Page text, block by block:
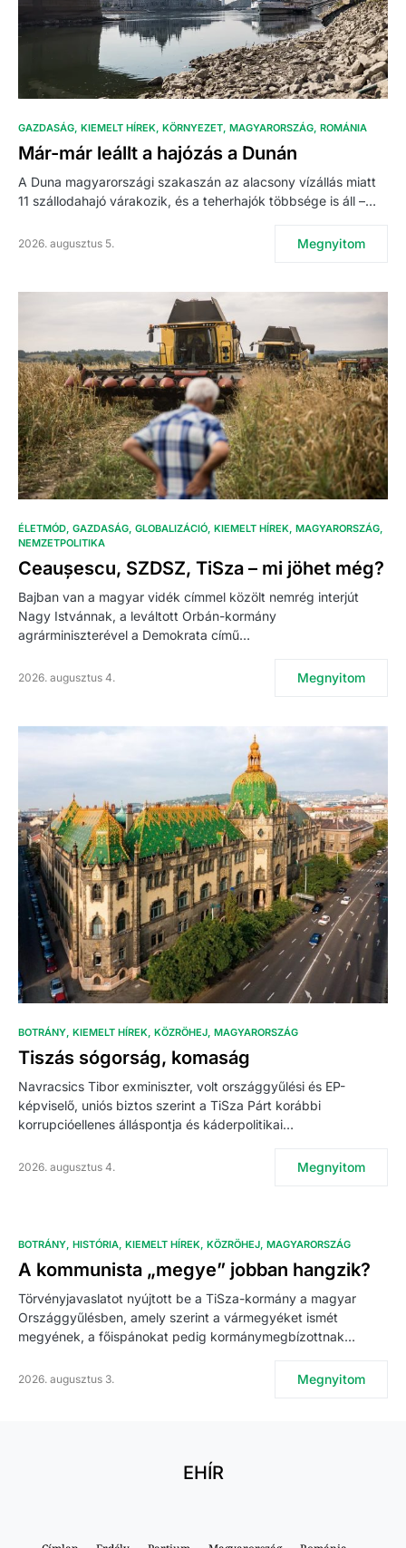
GAZDASÁG KIEMELT HÍREK KÖRNYEZET MAGYARORSZÁG ROMÁNIA
Már-már leállt a hajózás a Dunán
A Duna magyarországi szakaszán az alacsony vízállás miatt
11 szállodahajó várakozik, és a teherhajók többsége is áll –…
2026. augusztus 5. Megnyitom
ÉLETMÓD GAZDASÁG GLOBALIZÁCIÓ KIEMELT HÍREK MAGYARORSZÁG
NEMZETPOLITIKA
Ceaușescu, SZDSZ, TiSza – mi jöhet még?
Bajban van a magyar vidék címmel közölt nemrég interjút
Nagy Istvánnak, a leváltott Orbán-kormány
agrárminiszterével a Demokrata című…
2026. augusztus 4. Megnyitom
BOTRÁNY KIEMELT HÍREK KÖZRÖHEJ MAGYARORSZÁG
Tiszás sógorság, komaság
Navracsics Tibor exminiszter, volt országgyűlési és EP-
képviselő, uniós biztos szerint a TiSza Párt korábbi
korrupcióellenes álláspontja és káderpolitikai…
2026. augusztus 4. Megnyitom
BOTRÁNY HISTÓRIA KIEMELT HÍREK KÖZRÖHEJ MAGYARORSZÁG
A kommunista „megye” jobban hangzik?
Törvényjavaslatot nyújtott be a TiSza-kormány a magyar
Országgyűlésben, amely szerint a vármegyéket ismét
megyének, a főispánokat pedig kormánymegbízottnak…
2026. augusztus 3. Megnyitom
EHÍR